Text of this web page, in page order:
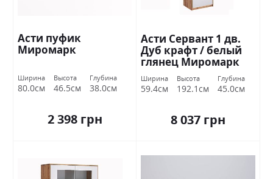
Асти пуфик
Миромарк
Ширина
80.0см
Высота
46.5см
Глубина
38.0см
2 398 грн
Асти Сервант 1 дв.
Дуб крафт / белый
глянец Миромарк
Ширина
59.4см
Высота
192.1см
Глубина
45.0см
8 037 грн